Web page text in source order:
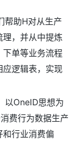
帮助H对从生产
理，并从中提炼
下单等业务流程
应逻辑表，实现
以OneID思想为
费行为数据生产
行业消费偏